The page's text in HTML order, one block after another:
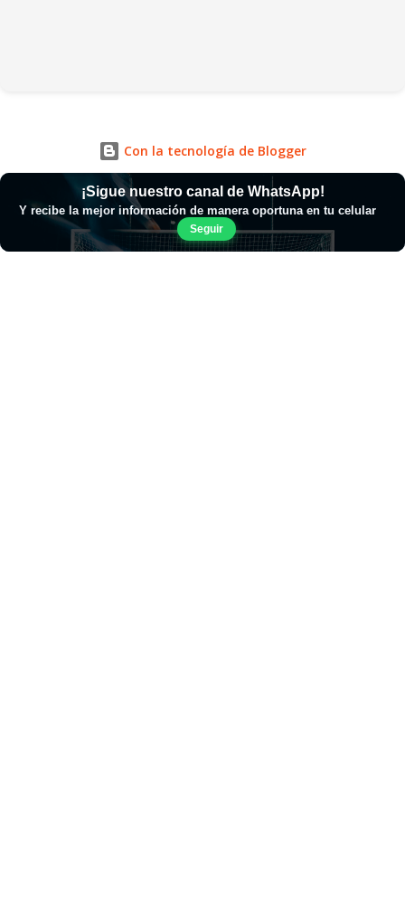
Con la tecnología de Blogger
¡Sigue nuestro canal de WhatsApp!
Y recibe la mejor información de manera oportuna en tu celular
Seguir